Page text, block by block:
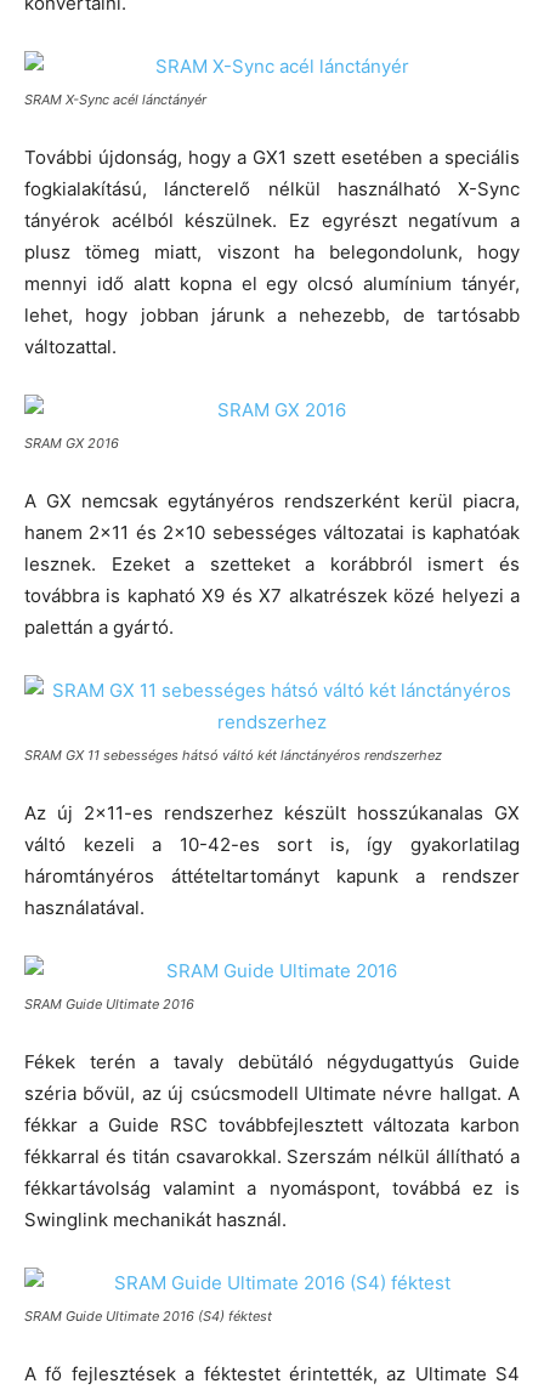
SRAM X-Sync acél lánctányér
További újdonság, hogy a GX1 szett esetében a speciális
fogkialakítású, láncterelő nélkül használható X-Sync
tányérok acélból készülnek. Ez egyrészt negatívum a
plusz tömeg miatt, viszont ha belegondolunk, hogy
mennyi idő alatt kopna el egy olcsó alumínium tányér,
lehet, hogy jobban járunk a nehezebb, de tartósabb
változattal.
SRAM GX 2016
A GX nemcsak egytányéros rendszerként kerül piacra,
hanem 2×11 és 2×10 sebességes változatai is kaphatóak
lesznek. Ezeket a szetteket a korábbról ismert és
továbbra is kapható X9 és X7 alkatrészek közé helyezi a
palettán a gyártó.
SRAM GX 11 sebességes hátsó váltó két lánctányéros rendszerhez
Az új 2×11-es rendszerhez készült hosszúkanalas GX
váltó kezeli a 10-42-es sort is, így gyakorlatilag
háromtányéros áttételtartományt kapunk a rendszer
használatával.
SRAM Guide Ultimate 2016
Fékek terén a tavaly debütáló négydugattyús Guide
széria bővül, az új csúcsmodell Ultimate névre hallgat. A
fékkar a Guide RSC továbbfejlesztett változata karbon
fékkarral és titán csavarokkal. Szerszám nélkül állítható a
fékkartávolság valamint a nyomáspont, továbbá ez is
Swinglink mechanikát használ.
SRAM Guide Ultimate 2016 (S4) féktest
A fő fejlesztések a féktestet érintették, az Ultimate S4